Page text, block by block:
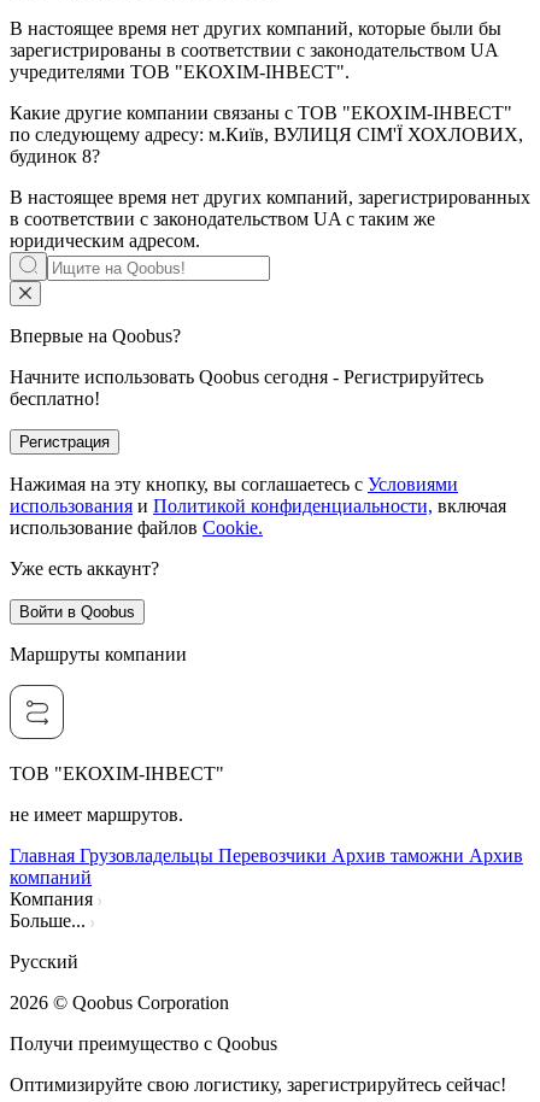
В настоящее время нет других компаний, которые были бы
зарегистрированы в соответствии с законодательством UA
учредителями ТОВ "ЕКОХІМ-ІНВЕСТ".
Какие другие компании связаны с ТОВ "ЕКОХІМ-ІНВЕСТ"
по следующему адресу: м.Київ, ВУЛИЦЯ СІМ'Ї ХОХЛОВИХ,
будинок 8?
В настоящее время нет других компаний, зарегистрированных
в соответствии с законодательством UA с таким же
юридическим адресом.
Впервые на Qoobus?
Начните использовать Qoobus сегодня - Регистрируйтесь
бесплатно!
Регистрация
Нажимая на эту кнопку, вы соглашаетесь с Условиями
использования и Политикой конфиденциальности, включая
использование файлов Cookie.
Уже есть аккаунт?
Войти в Qoobus
Маршруты компании
ТОВ "ЕКОХІМ-ІНВЕСТ"
не имеет маршрутов.
Главная Грузовладельцы Перевозчики Архив таможни Архив
компаний
Компания
Больше...
Русский
2026 © Qoobus Corporation
Получи преимущество с Qoobus
Оптимизируйте свою логистику, зарегистрируйтесь сейчас!